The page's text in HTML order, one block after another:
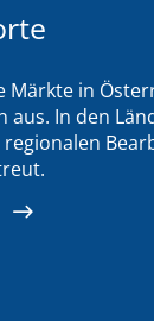
Märkte in
In den